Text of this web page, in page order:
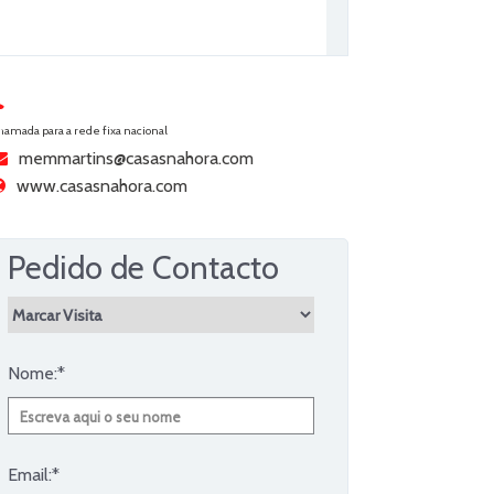
para a rede fixa nacional
memmartins@casasnahora.com
www.casasnahora.com
Pedido de Contacto
Nome:*
Email:*